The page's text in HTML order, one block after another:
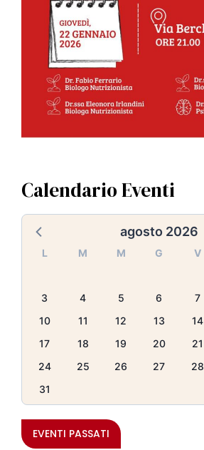
Calendario Eventi
agosto 2026
L M M G V
3
4 5 6 7
10
11 12 13 14
17
18 19 20 21
24
25 26 27 28
31
EVENTI PASSATI